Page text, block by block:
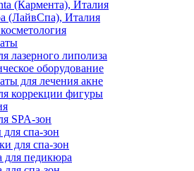
(Кармента), Италия
(ЛайвСпа), Италия
лазерного липолиза
оборудование
для лечения акне
коррекции фигуры
SPA-зон
спа-зон
для спа-зон
для педикюра